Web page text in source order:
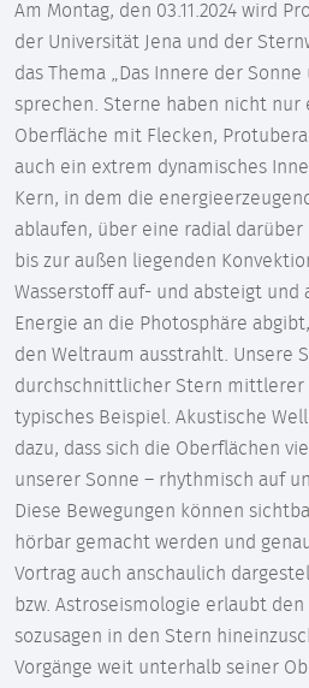
Am Montag, den 03.11.2024 wird
der Universität Jena und der
das Thema „Das Innere der
sprechen. Sterne haben nicht
Oberfläche mit Flecken,
auch ein extrem dynamisches
Kern, in dem die
ablaufen, über eine radial darüber
bis zur außen liegenden
Wasserstoff auf- und absteigt und
Energie an die Photosphäre
den Weltraum ausstrahlt. Unsere
durchschnittlicher Stern mittlerer
typisches Beispiel. Akustische
dazu, dass sich die Oberflächen
unserer Sonne – rhythmisch auf
Diese Bewegungen können
hörbar gemacht werden und
Vortrag auch anschaulich
bzw. Astroseismologie erlaubt
sozusagen in den Stern
Vorgänge weit unterhalb seiner